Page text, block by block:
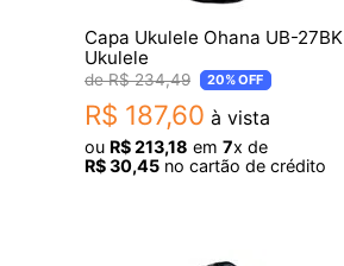
Capa Ukulele Ohana UB-27BK
Ukulele
R$ 234,49 20%OFF
R$ 187,60 à vista
ou R$213,18 em 7x de
R$30,45 no cartão de crédito